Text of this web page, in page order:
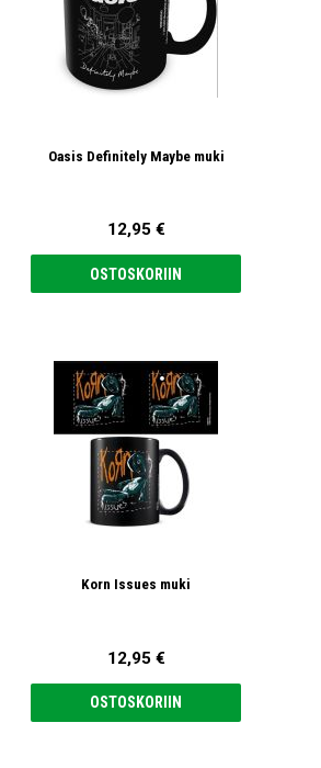
Oasis Definitely Maybe muki
12,95 €
OSTOSKORIIN
Korn Issues muki
12,95 €
OSTOSKORIIN